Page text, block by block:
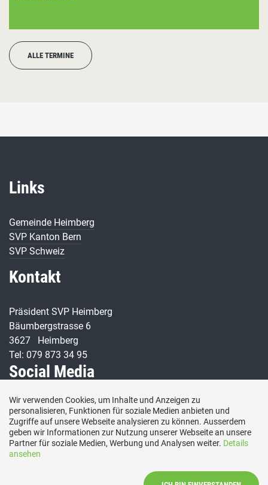
ALLE TERMINE
Links
Gemeinde Heimberg
SVP Kanton Bern
SVP Schweiz
Kontakt
Präsident SVP Heimberg
Bäumbergstrasse 6
3627 Heimberg
Tel: 079 873 34 95
Social Media
Besuchen Sie uns bei:
Wir verwenden Cookies, um Inhalte und Anzeigen zu
personalisieren, Funktionen für soziale Medien anbieten und
Zugriffe auf unsere Webseite analysieren zu können. Ausserdem
geben wir Informationen zur Nutzung unserer Webseite an unsere
Partner für soziale Medien, Werbung und Analysen weiter. Details
ansehen